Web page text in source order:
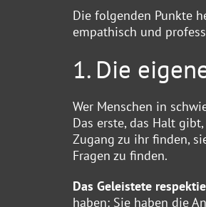
Die folgenden Punkte
empathisch und
1. Die
Wer Menschen in
Das erste, das Halt
Zugang zu ihr finden,
Fragen zu finden.
Das Geleistete
haben: Sie haben die